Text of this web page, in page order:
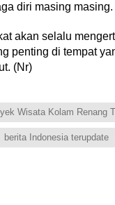
diri masing masing.
akan selalu
penting di tempat
(Nr)
Wisata Kolam Renang
berita Indonesia terupdate